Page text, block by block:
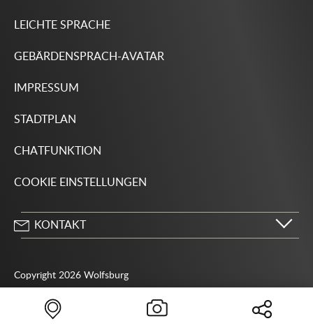
LEICHTE SPRACHE
GEBÄRDENSPRACH-AVATAR
IMPRESSUM
STADTPLAN
CHATFUNKTION
COOKIE EINSTELLUNGEN
KONTAKT
38440 Wolfsburg
05361 28-1234
Copyright 2026 Wolfsburg